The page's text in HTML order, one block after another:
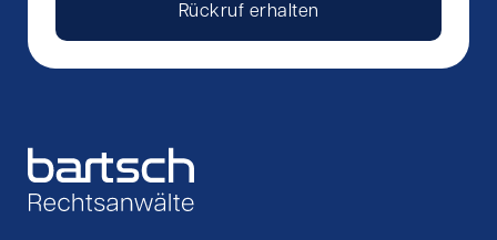
Rückruf erhalten